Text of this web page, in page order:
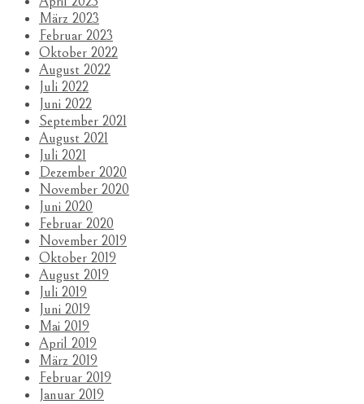
März 2023
Februar 2023
Oktober 2022
August 2022
Juli 2022
Juni 2022
September 2021
August 2021
Juli 2021
Dezember 2020
November 2020
Juni 2020
Februar 2020
November 2019
Oktober 2019
August 2019
Juli 2019
Juni 2019
Mai 2019
April 2019
März 2019
Februar 2019
Januar 2019